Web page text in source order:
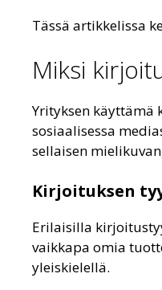
Tässä artikkelissa
Miksi
Yrityksen käyttämä
sosiaalisessa
sellaisen
Kirjoituksen
Erilaisilla
vaikkapa omia
yleiskielellä.